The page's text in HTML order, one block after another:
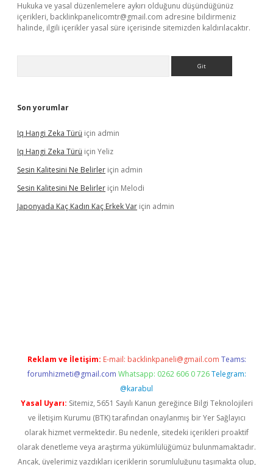
Hukuka ve yasal düzenlemelere aykırı olduğunu düşündüğünüz
içerikleri, backlinkpanelicomtr@gmail.com adresine bildirmeniz
halinde, ilgili içerikler yasal süre içerisinde sitemizden kaldırılacaktır.
Son yorumlar
Iq Hangi Zeka Türü için admin
Iq Hangi Zeka Türü için Yeliz
Sesin Kalitesini Ne Belirler için admin
Sesin Kalitesini Ne Belirler için Melodi
Japonyada Kaç Kadın Kaç Erkek Var için admin
Reklam ve İletişim: E-mail: backlinkpaneli@gmail.com Teams:
forumhizmeti@gmail.com Whatsapp: 0262 606 0 726 Telegram:
@karabul
Yasal Uyarı: Sitemiz, 5651 Sayılı Kanun gereğince Bilgi Teknolojileri
ve İletişim Kurumu (BTK) tarafından onaylanmış bir Yer Sağlayıcı
olarak hizmet vermektedir. Bu nedenle, sitedeki içerikleri proaktif
olarak denetleme veya araştırma yükümlülüğümüz bulunmamaktadır.
Ancak, üyelerimiz yazdıkları içeriklerin sorumluluğunu taşımakta olup,